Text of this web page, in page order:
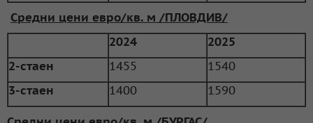
Средни цени евро/кв. м /ПЛОВДИВ/
2024
2025
2-стаен
1455
1540
3-стаен
1400 1590